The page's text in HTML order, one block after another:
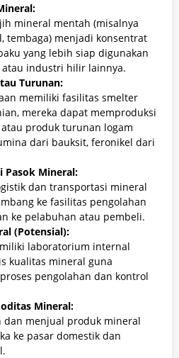
mineral mentah (misalnya
tembaga) menjadi konsentrat
yang lebih siap digunakan
industri hilir lainnya.
Turunan:
memiliki fasilitas smelter
mereka dapat memproduksi
produk turunan logam
dari bauksit, feronikel dari
Pasok Mineral:
dan transportasi mineral
ke fasilitas pengolahan
ke pelabuhan atau pembeli.
(Potensial):
laboratorium internal
kualitas mineral guna
pengolahan dan kontrol
Mineral:
dan menjual produk mineral
ke pasar domestik dan